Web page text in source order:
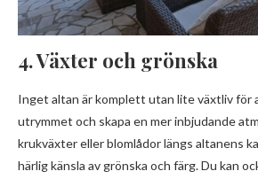
4. Växter och grönska
Inget altan är komplett utan lite växtliv för
utrymmet och skapa en mer inbjudande
krukväxter eller blomlådor längs altanens
härlig känsla av grönska och färg. Du kan